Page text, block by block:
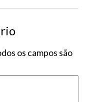
os campos são